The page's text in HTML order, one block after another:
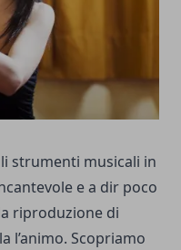
strumenti musicali in
e a dir poco
riproduzione di
l’animo. Scopriamo